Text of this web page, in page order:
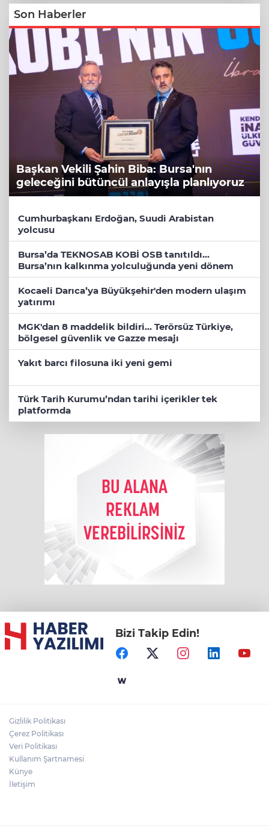
Son Haberler
Başkan Vekili Şahin Biba: Bursa'nın
geleceğini bütüncül anlayışla planlıyoruz
Cumhurbaşkanı Erdoğan, Suudi Arabistan
yolcusu
Bursa’da TEKNOSAB KOBİ OSB tanıtıldı...
Bursa’nın kalkınma yolculuğunda yeni dönem
Kocaeli Darıca’ya Büyükşehir'den modern ulaşım
yatırımı
MGK'dan 8 maddelik bildiri... Terörsüz Türkiye,
bölgesel güvenlik ve Gazze mesajı
Yakıt barcı filosuna iki yeni gemi
Türk Tarih Kurumu’ndan tarihi içerikler tek
platformda
Bizi Takip Edin!
Gizlilik Politikası
Çerez Politikası
Veri Politikası
Kullanım Şartnamesi
Künye
İletişim